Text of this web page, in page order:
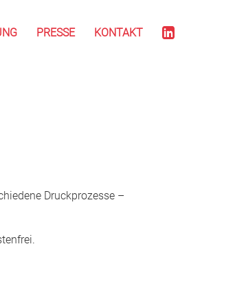
PRESSE KONTAKT
Druckprozesse –